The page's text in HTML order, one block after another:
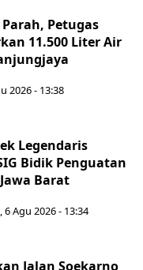
Petugas
11.500 Liter Air
2026 - 13:38
Legendaris
Bidik Penguatan
Barat
6 Agu 2026 - 13:34
Jalan Soekarno